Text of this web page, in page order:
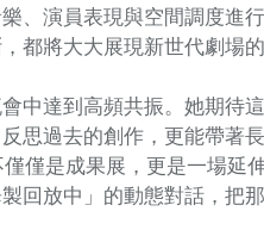
、演員表現與空間調度進
都將大大展現新世代劇場的
中達到高頻共振。她期待
思過去的創作，更能帶著
僅是成果展，更是一場延
回放中」的動態對話，把